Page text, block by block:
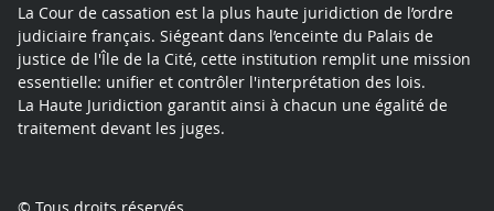
La Cour de cassation est la plus haute juridiction de l’ordre
judiciaire français. Siégeant dans l’enceinte du Palais de
justice de l'Île de la Cité, cette institution remplit une mission
essentielle: unifier et contrôler l'interprétation des lois.
La Haute Juridiction garantit ainsi à chacun une égalité de
traitement devant les juges.